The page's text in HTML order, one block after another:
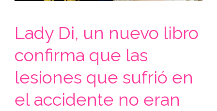
Lady Di, un nuevo libro
confirma que las
lesiones que sufrió en
el accidente no eran